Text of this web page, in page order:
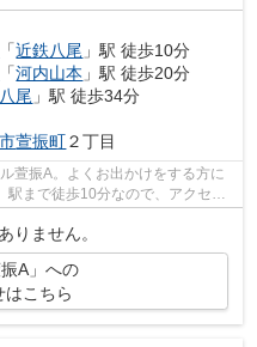
「近鉄八尾 」駅 徒歩10分
「河内山本 」駅 徒歩20分
八尾 」駅 徒歩34分
萱振町２丁目
萱振A。よくお出かけをする方に
駅まで徒歩10分なので、アクセス
りません。
振A」への
はこちら